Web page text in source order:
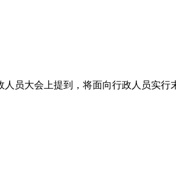
员大会上提到，将面向行政人员实